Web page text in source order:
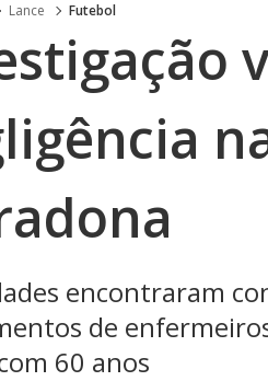
Lance Futebol
encontraram
de
60 anos